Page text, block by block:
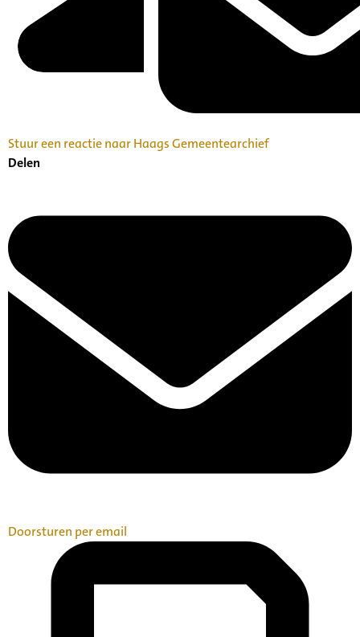
Stuur een reactie naar Haags Gemeentearchief
Delen
Doorsturen per email